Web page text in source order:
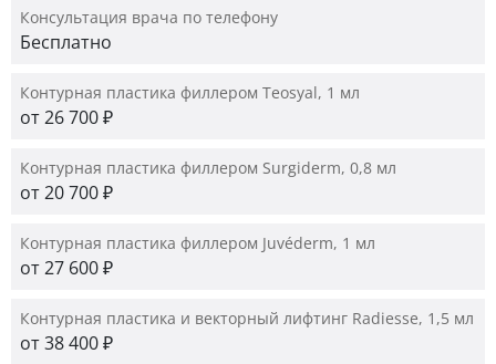
Консультация врача по телефону
Бесплатно
Контурная пластика филлером Teosyal, 1 мл
от 26 700 ₽
Контурная пластика филлером Surgiderm, 0,8 мл
от 20 700 ₽
Контурная пластика филлером Juvéderm, 1 мл
от 27 600 ₽
Контурная пластика и векторный лифтинг Radiesse, 1,5 мл
от 38 400 ₽